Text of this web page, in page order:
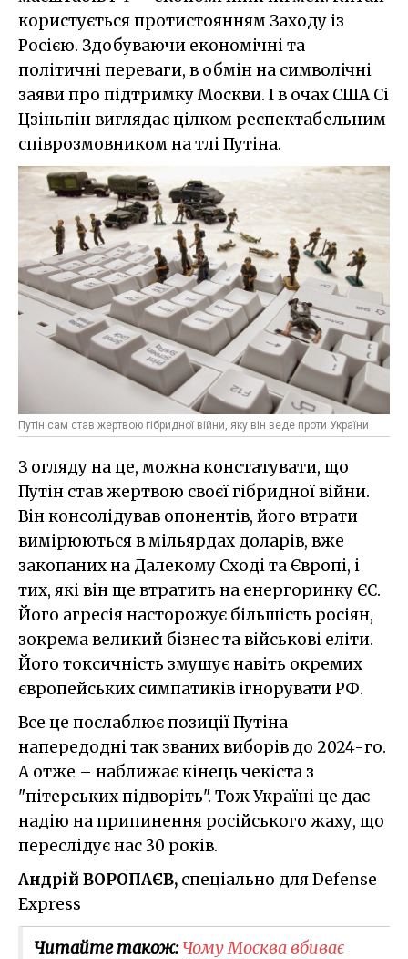
користується протистоянням Заходу із
Росією. Здобуваючи економічні та
політичні переваги, в обмін на символічні
заяви про підтримку Москви. І в очах США Сі
Цзіньпін виглядає цілком респектабельним
співрозмовником на тлі Путіна.
Путін сам став жертвою гібридної війни, яку він веде проти України
З огляду на це, можна констатувати, що
Путін став жертвою своєї гібридної війни.
Він консолідував опонентів, його втрати
вимірюються в мільярдах доларів, вже
закопаних на Далекому Сході та Європі, і
тих, які він ще втратить на енергоринку ЄС.
Його агресія насторожує більшість росіян,
зокрема великий бізнес та військові еліти.
Його токсичність змушує навіть окремих
європейських симпатиків ігнорувати РФ.
Все це послаблює позиції Путіна
напередодні так званих виборів до 2024-го.
А отже – наближає кінець чекіста з
"пітерських підворіть". Тож Україні це дає
надію на припинення російського жаху, що
переслідує нас 30 років.
Андрій ВОРОПАЄВ, спеціально для Defense
Express
Читайте також:Чому Москва вбиває